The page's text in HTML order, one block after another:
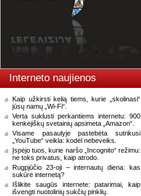
Interneto naujienos
Kaip užkirsti kelią tiems, kurie „skolinasi“
jūsų namų „Wi-Fi“.
Verta suklusti perkantiems internetu: 900
kenkėjiškų svetainių apsimeta „Amazon“.
Visame pasaulyje pastebėta sutrikusi
„YouTube“ veikla: kodėl nebeveiks.
Įspėjo tuos, kurie naršo „Incognito“ režimu:
ne toks privatus, kaip atrodo.
Rugpjūčio 23-oji – internautų diena: kas
sukūrė internetą?
Išlikite saugūs internete: patarimai, kaip
išvengti nuotolinių sukčių pinklių.